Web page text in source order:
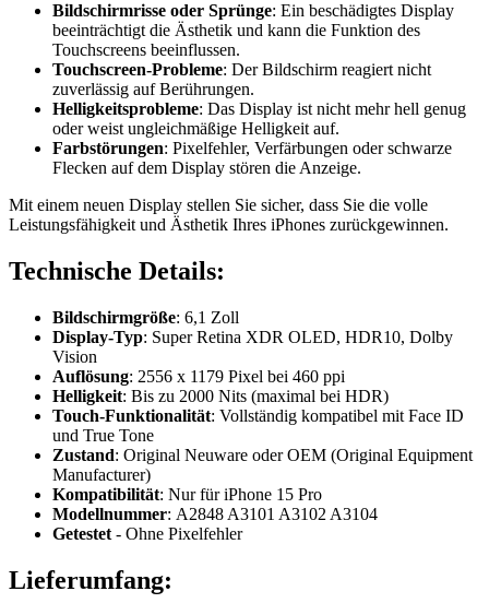
Bildschirmrisse oder Sprünge: Ein beschädigtes Display
beeinträchtigt die Ästhetik und kann die Funktion des
Touchscreens beeinflussen.
Touchscreen-Probleme: Der Bildschirm reagiert nicht
zuverlässig auf Berührungen.
Helligkeitsprobleme: Das Display ist nicht mehr hell genug
oder weist ungleichmäßige Helligkeit auf.
Farbstörungen: Pixelfehler, Verfärbungen oder schwarze
Flecken auf dem Display stören die Anzeige.
Mit einem neuen Display stellen Sie sicher, dass Sie die volle
Leistungsfähigkeit und Ästhetik Ihres iPhones zurückgewinnen.
Technische Details:
Bildschirmgröße: 6,1 Zoll
Display-Typ: Super Retina XDR OLED, HDR10, Dolby
Vision
Auflösung: 2556 x 1179 Pixel bei 460 ppi
Helligkeit: Bis zu 2000 Nits (maximal bei HDR)
Touch-Funktionalität: Vollständig kompatibel mit Face ID
und True Tone
Zustand: Original Neuware oder OEM (Original Equipment
Manufacturer)
Kompatibilität: Nur für iPhone 15 Pro
Modellnummer: A2848 A3101 A3102 A3104
Getestet - Ohne Pixelfehler
Lieferumfang: